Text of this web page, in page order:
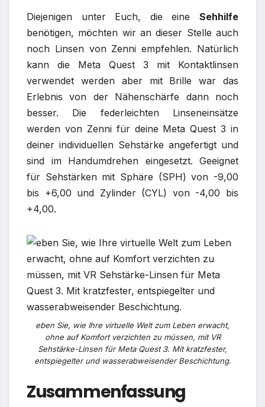
Diejenigen unter Euch, die eine Sehhilfe
benötigen, möchten wir an dieser Stelle auch
noch Linsen von Zenni empfehlen. Natürlich
kann die Meta Quest 3 mit Kontaktlinsen
verwendet werden aber mit Brille war das
Erlebnis von der Nähenschärfe dann noch
besser. Die federleichten Linseneinsätze
werden von Zenni für deine Meta Quest 3 in
deiner individuellen Sehstärke angefertigt und
sind im Handumdrehen eingesetzt. Geeignet
für Sehstärken mit Sphäre (SPH) von -9,00
bis +6,00 und Zylinder (CYL) von -4,00 bis
+4,00.
eben Sie, wie Ihre virtuelle Welt zum Leben erwacht,
ohne auf Komfort verzichten zu müssen, mit VR
Sehstärke-Linsen für Meta Quest 3. Mit kratzfester,
entspiegelter und wasserabweisender Beschichtung.
Zusammenfassung